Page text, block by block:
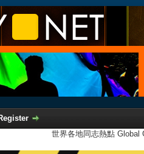
世界各地同志熱點